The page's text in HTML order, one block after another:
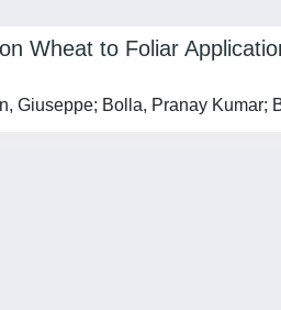
Wheat to Foliar
Giuseppe; Bolla, Pranay